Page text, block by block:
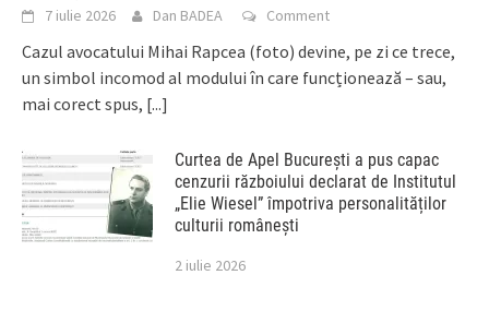
7 iulie 2026 Dan BADEA Comment
Cazul avocatului Mihai Rapcea (foto) devine, pe zi ce trece,
un simbol incomod al modului în care funcționează – sau,
mai corect spus, [...]
Curtea de Apel București a pus capac
cenzurii războiului declarat de Institutul
„Elie Wiesel” împotriva personalităților
culturii românești
2 iulie 2026